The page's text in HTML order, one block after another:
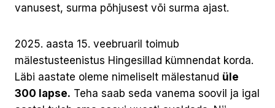
vanusest, surma põhjusest või surma ajast.
2025. aasta 15. veebruaril toimub
mälestusteenistus Hingesillad kümnendat korda.
Läbi aastate oleme nimeliselt mälestanud üle
300 lapse. Teha saab seda vanema soovil ja igal